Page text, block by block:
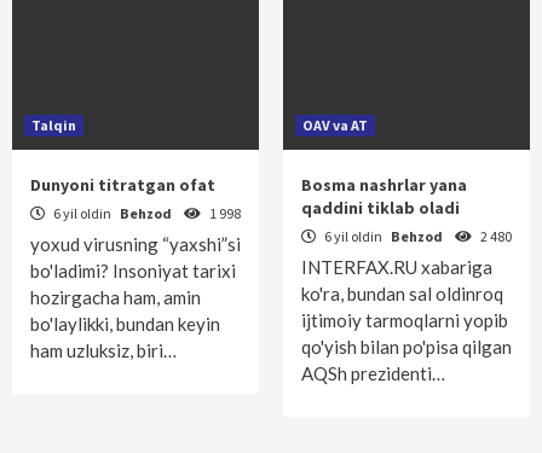
Talqin
Dunyoni titratgan ofat
6 yil oldin Behzod 1 998
yoxud virusning “yaxshi”si
bo'ladimi? Insoniyat tarixi
hozirgacha ham, amin
bo'laylikki, bundan keyin
ham uzluksiz, biri…
OAV va AT
Bosma nashrlar yana
qaddini tiklab oladi
6 yil oldin Behzod 2 480
INTERFAX.RU xabariga
ko'ra, bundan sal oldinroq
ijtimoiy tarmoqlarni yopib
qo'yish bilan po'pisa qilgan
AQSh prezidenti…